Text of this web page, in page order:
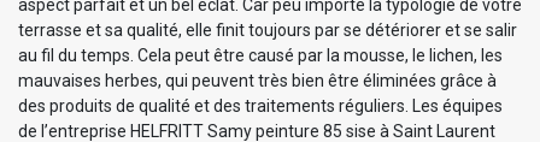
aspect parfait et un bel éclat. Car peu importe la typologie de votre
terrasse et sa qualité, elle finit toujours par se détériorer et se salir
au fil du temps. Cela peut être causé par la mousse, le lichen, les
mauvaises herbes, qui peuvent très bien être éliminées grâce à
des produits de qualité et des traitements réguliers. Les équipes
de l’entreprise HELFRITT Samy peinture 85 sise à Saint Laurent